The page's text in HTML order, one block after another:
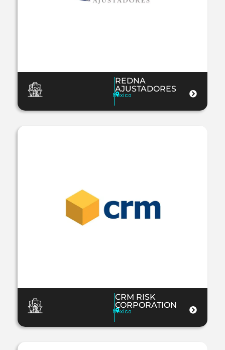
REDNA
AJUSTADORES
Mexico
CRM RISK
CORPORATION
Mexico